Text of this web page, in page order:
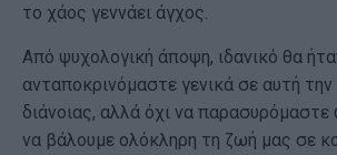
το χάος γεννάει άγχος.
Από ψυχολογική άποψη, ιδανικό θα
ανταποκρινόμαστε γενικά σε αυτή
διάνοιας, αλλά όχι να
να βάλουμε ολόκληρη τη ζωή μας σε